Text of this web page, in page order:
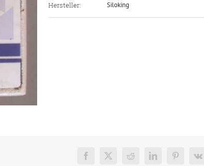
Hersteller: Siloking
Facebook
X Reddit LinkedInPinterest
Vk